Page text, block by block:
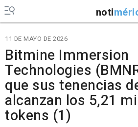
noti
11 DE MAYO DE 2026
Bitmine Immersion
Technologies
que sus tenencias
alcanzan los 5,21
tokens (1)